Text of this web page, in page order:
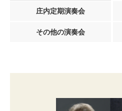
庄内定期演奏会
その他の演奏会